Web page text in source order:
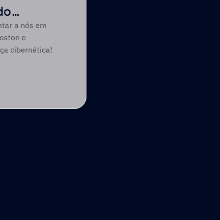
a nós em
e
cibernética!